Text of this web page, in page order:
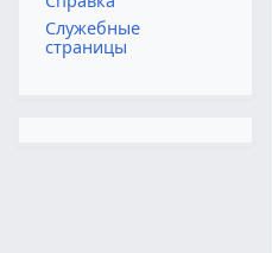
Служебные
страницы